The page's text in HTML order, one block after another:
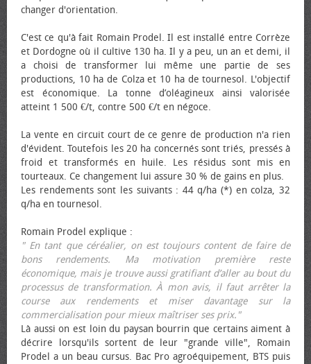
changer d'orientation.
C'est ce qu'à fait Romain Prodel. Il est installé entre Corrèze
et Dordogne où il cultive 130 ha. Il y a peu, un an et demi, il
a choisi de transformer lui même une partie de ses
productions, 10 ha de Colza et 10 ha de tournesol. L'objectif
est économique. La tonne d’oléagineux ainsi valorisée
atteint 1 500 €/t, contre 500 €/t en négoce.
La vente en circuit court de ce genre de production n'a rien
d'évident. Toutefois les 20 ha concernés sont triés, pressés à
froid et transformés en huile. Les résidus sont mis en
tourteaux. Ce changement lui assure 30 % de gains en plus.
Les rendements sont les suivants : 44 q/ha (*) en colza, 32
q/ha en tournesol.
Romain Prodel explique :
" En tant que céréalier, on est toujours content de faire de
bons rendements. Ma motivation première reste
économique, mais je trouve aussi gratifiant d’aller au bout du
processus de transformation. À mon avis, il faut arrêter la
course aux rendements et miser davantage sur la
commercialisation pour mieux maîtriser ses prix."
Là aussi on est loin du paysan bourrin que certains aiment à
décrire lorsqu'ils sortent de leur "grande ville", Romain
Prodel a un beau cursus. Bac Pro agroéquipement, BTS puis